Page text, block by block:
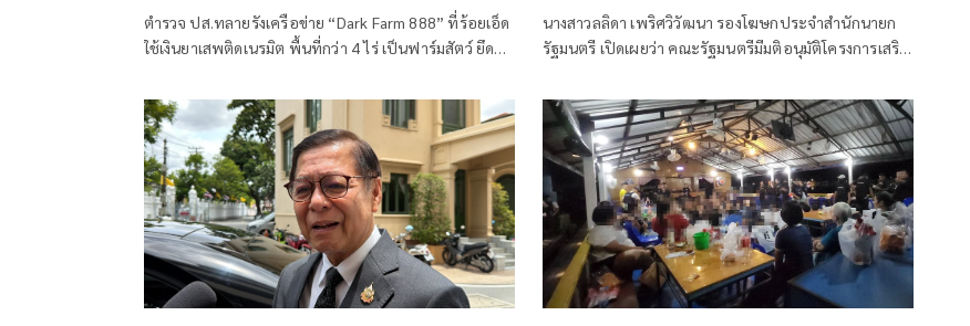
ตำรวจ ปส.ทลายรังเครือข่าย “Dark Farm 888” ที่ร้อยเอ็ด
ใช้เงินยาเสพติดเนรมิต พื้นที่กว่า 4 ไร่ เป็นฟาร์มสัตว์ ยึด
นางสาวลลิดา เพริศวิวัฒนา รองโฆษกประจำสำนักนายก
รัฐมนตรี เปิดเผยว่า คณะรัฐมนตรีมีมติอนุมัติโครงการเสริม
การสกัดกั้นยาเสพติดและทำลายเครือข่ายการค้ายาเสพติด
ระหว่างประเทศ ประจำปีงบประมาณ พ.ศ. 2569 วงเงิน
รวม 16 ล้านบาท ตามที่กระทรวงยุติธรรม โดยสำนักงาน
คณะกรรมการป้องกันและปราบปรามยาเสพติด หรือ
สำนักงาน ป.ป.ส.